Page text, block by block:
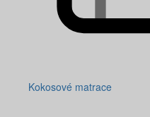
Kokosové matrace